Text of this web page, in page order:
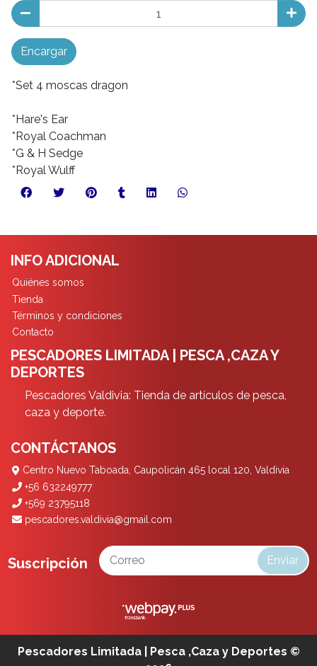
Encargar
*Set 4 moscas dragon
*Hare's Ear
*Royal Coachman
*G & H Sedge
*Royal Wulff
INFO ADICIONAL
Quiénes somos
Tienda
Términos y condiciones
Contacto
PESCADORES LIMITADA | PESCA ,CAZA Y
DEPORTES
Pescadores Valdivia: Tienda de artículos de pesca,
caza y deporte.
CONTÁCTANOS
Centro Nuevo Taboada, Caupolicán 465 local 120, Valdivia
+56 632249777
+569 23795118
pescadores.valdivia@gmail.com
Suscripción Enviar
Pescadores Limitada | Pesca ,Caza y Deportes ©